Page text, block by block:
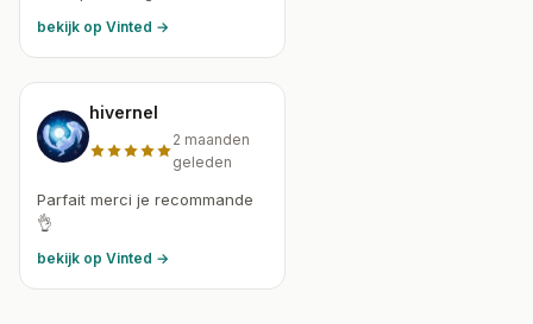
bekijk op Vinted →
hivernel
2 maanden
geleden
Parfait merci je recommande
👌
bekijk op Vinted →